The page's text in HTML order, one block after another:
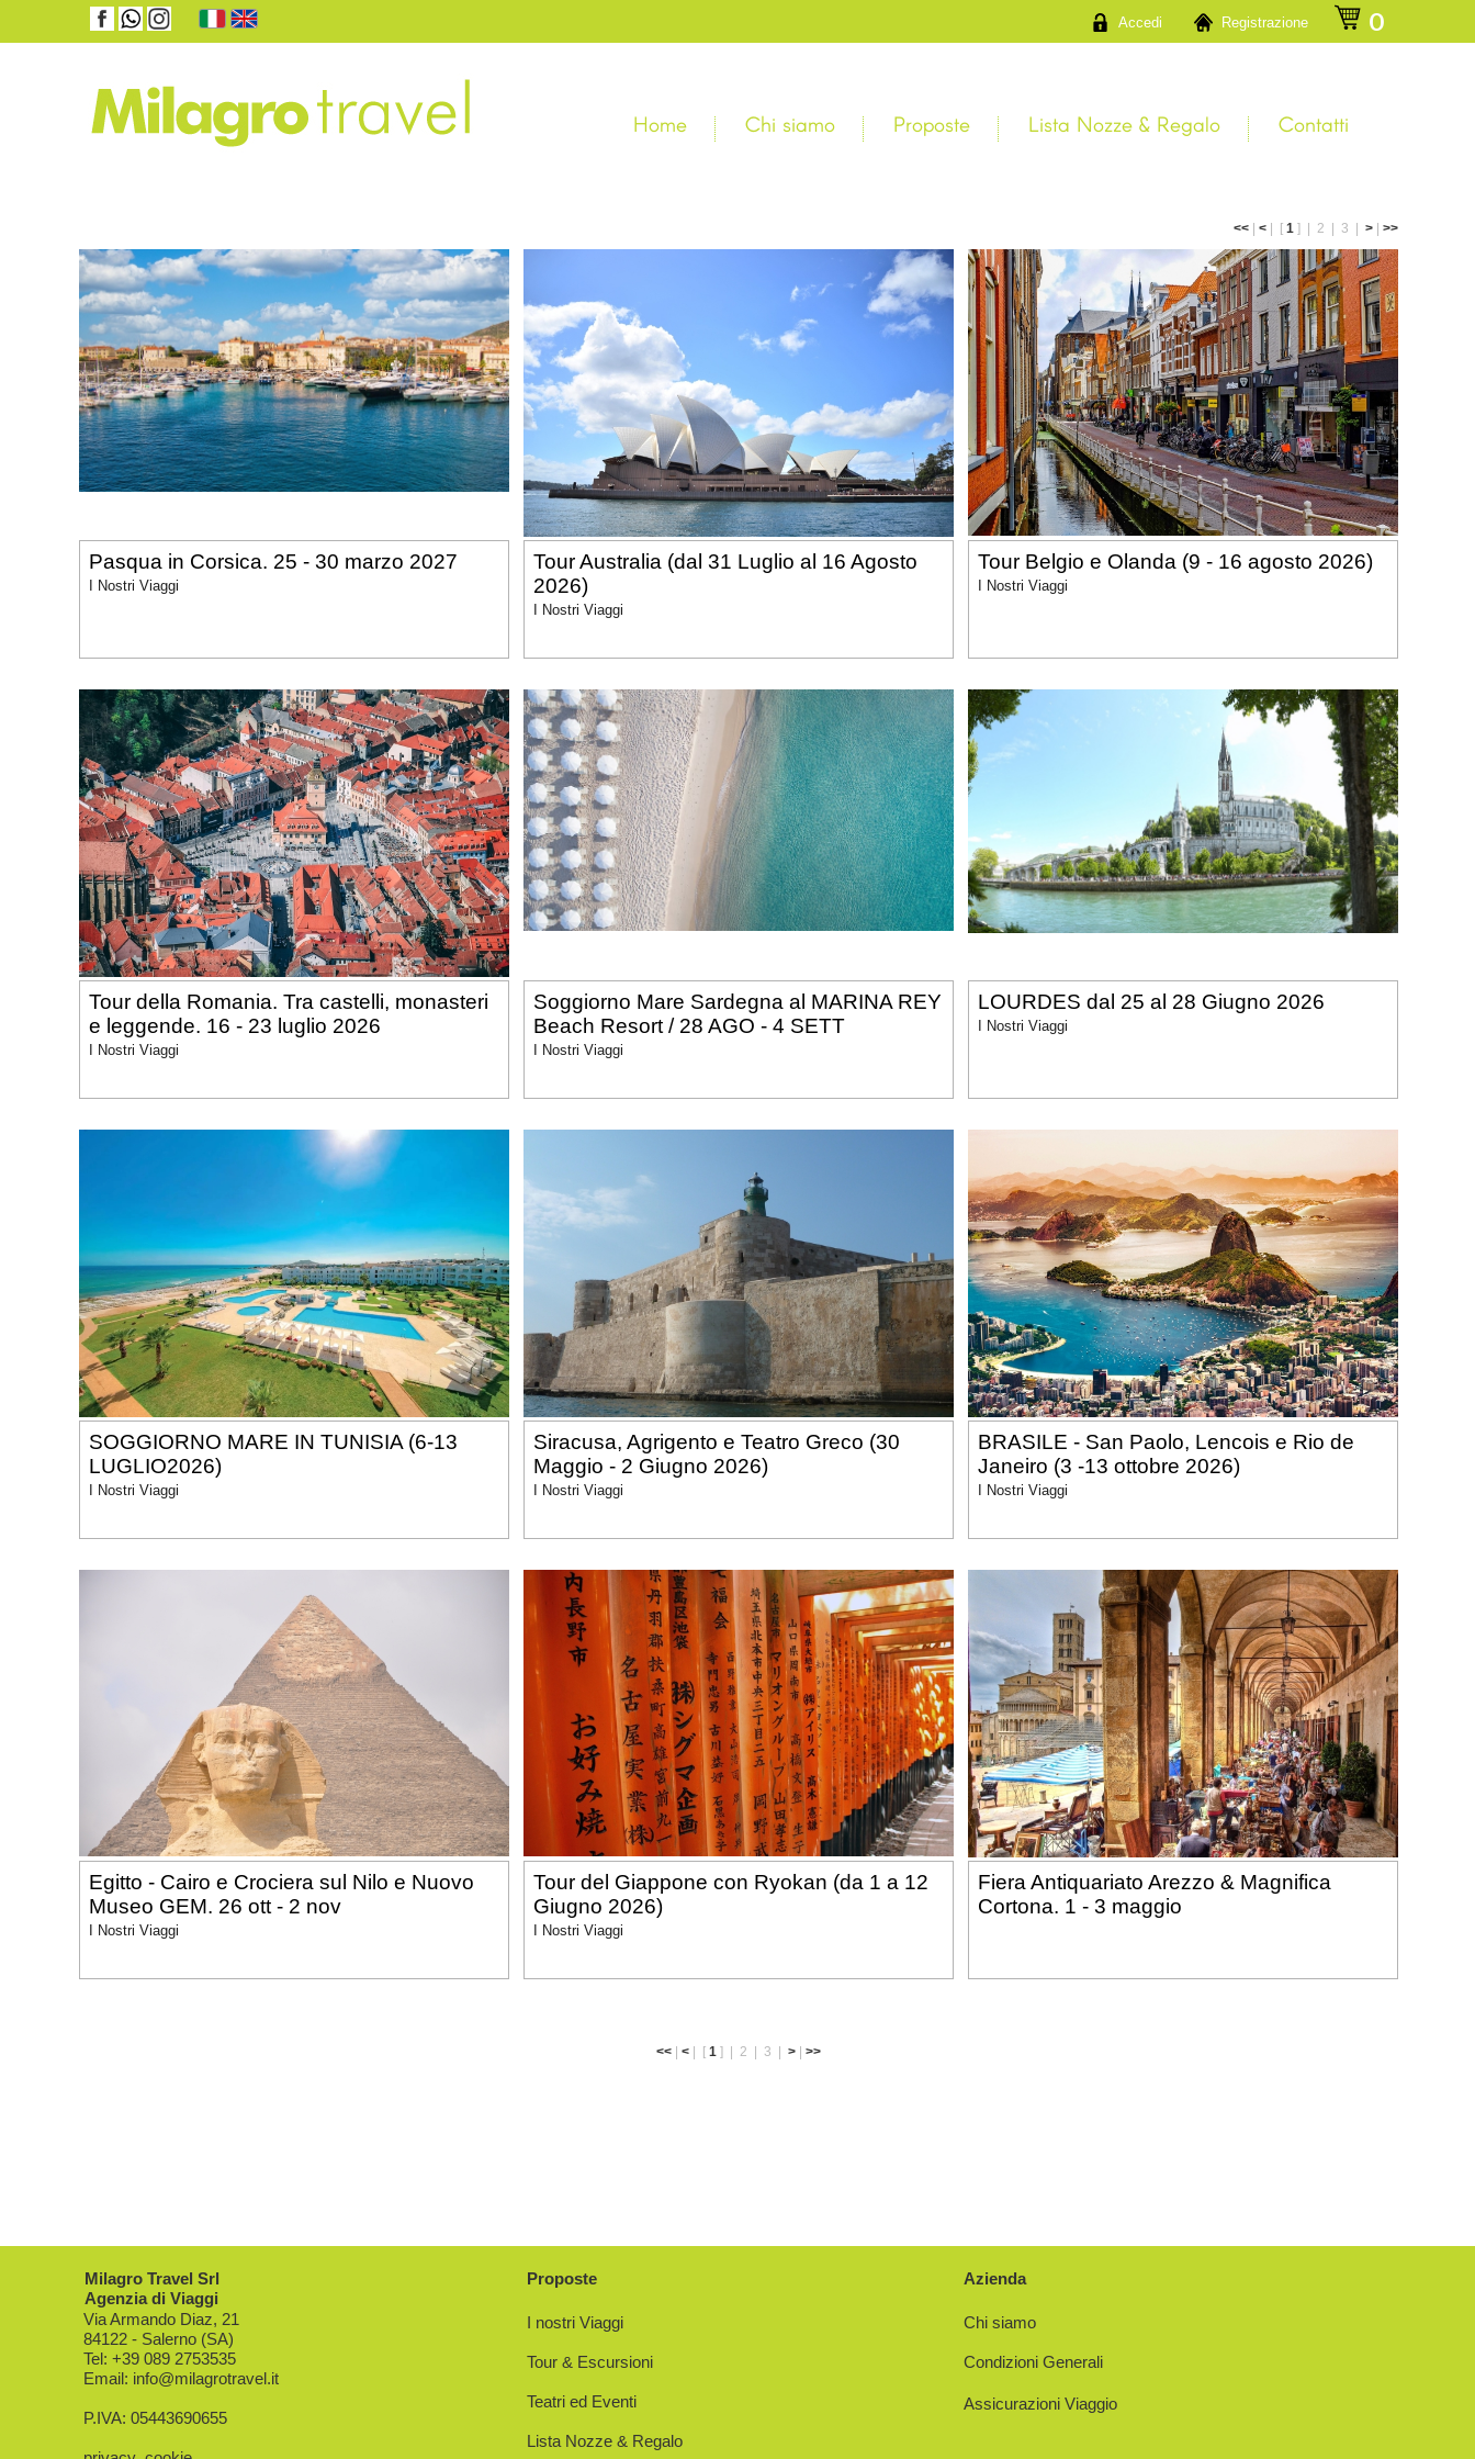
a 0
Accedi Registrazione
Home Chi siamo Proposte Lista Nozze & Regalo Contatti
<< < [ 1 ] | 2 3 > >>
Pasqua in Corsica. 25 - 30 marzo 2027
I Nostri Viaggi
Tour Australia (dal 31 Luglio al 16 Agosto
2026)
I Nostri Viaggi
Tour Belgio e Olanda (9 - 16 agosto 2026)
I Nostri Viaggi
Tour della Romania. Tra castelli, monasteri
e leggende. 16 - 23 luglio 2026
I Nostri Viaggi
Soggiorno Mare Sardegna al MARINA REY
Beach Resort / 28 AGO - 4 SETT
I Nostri Viaggi
LOURDES dal 25 al 28 Giugno 2026
I Nostri Viaggi
SOGGIORNO MARE IN TUNISIA (6-13
LUGLIO2026)
I Nostri Viaggi
Siracusa, Agrigento e Teatro Greco (30
Maggio - 2 Giugno 2026)
I Nostri Viaggi
BRASILE - San Paolo, Lencois e Rio de
Janeiro (3 -13 ottobre 2026)
I Nostri Viaggi
Egitto - Cairo e Crociera sul Nilo e Nuovo
Museo GEM. 26 ott - 2 nov
I Nostri Viaggi
Tour del Giappone con Ryokan (da 1 a 12
Giugno 2026)
I Nostri Viaggi
Fiera Antiquariato Arezzo & Magnifica
Cortona. 1 - 3 maggio
<< < [ 1 ] | 2 3 > >>
Milagro Travel Srl
Agenzia di Viaggi
Via Armando Diaz, 21
84122 - Salerno (SA)
Tel: +39 089 2753535
Email: info@milagrotravel.it
P.IVA: 05443690655
Proposte
I nostri Viaggi
Tour & Escursioni
Teatri ed Eventi
Lista Nozze & Regalo
Azienda
Chi siamo
Condizioni Generali
Assicurazioni Viaggio